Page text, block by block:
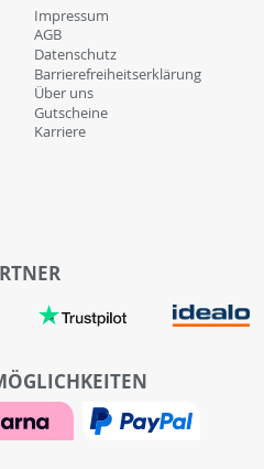
Impressum
AGB
Datenschutz
Barrierefreiheitserklärung
Über uns
Gutscheine
Karriere